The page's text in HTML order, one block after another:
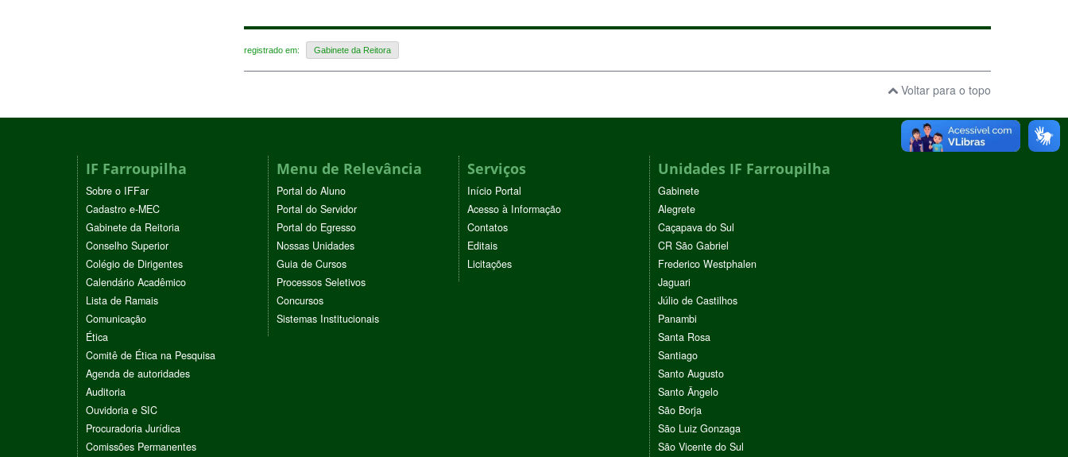
registrado em: Gabinete da Reitora
Voltar para o topo
IF Farroupilha
Sobre o IFFar
Cadastro e-MEC
Gabinete da Reitoria
Conselho Superior
Colégio de Dirigentes
Calendário Acadêmico
Lista de Ramais
Comunicação
Ética
Comitê de Ética na Pesquisa
Agenda de autoridades
Auditoria
Ouvidoria e SIC
Procuradoria Jurídica
Comissões Permanentes
Menu de Relevância
Portal do Aluno
Portal do Servidor
Portal do Egresso
Nossas Unidades
Guia de Cursos
Processos Seletivos
Concursos
Sistemas Institucionais
Serviços
Início Portal
Acesso à Informação
Contatos
Editais
Licitações
Unidades IF Farroupilha
Gabinete
Alegrete
Caçapava do Sul
CR São Gabriel
Frederico Westphalen
Jaguari
Júlio de Castilhos
Panambi
Santa Rosa
Santiago
Santo Augusto
Santo Ângelo
São Borja
São Luiz Gonzaga
São Vicente do Sul